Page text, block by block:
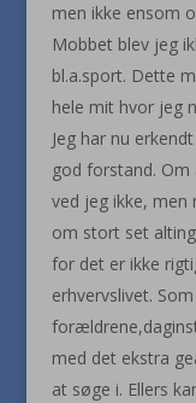
men ikke ensom
Mobbet blev jeg
bl.a.sport. Dette
hele mit hvor jeg
Jeg har nu
god forstand.
ved jeg ikke, men
om stort set
for det er ikke
erhvervslivet.
med det ekstra
at søge i. Ellers